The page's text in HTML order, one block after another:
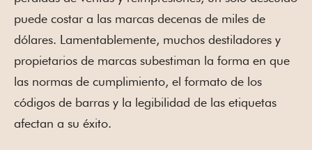
puede costar a las marcas decenas de miles de
dólares. Lamentablemente, muchos destiladores y
propietarios de marcas subestiman la forma en que
las normas de cumplimiento, el formato de los
códigos de barras y la legibilidad de las etiquetas
afectan a su éxito.